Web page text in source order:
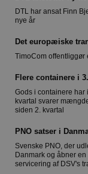
DTL har ansat Finn
nye år
Det europæiske
TimoCom offentliggør
Flere containere i
Gods i containere har
kvartal svarer
siden 2. kvartal
PNO satser i
Svenske PNO, der
Danmark og åbner
servicering af DSV's